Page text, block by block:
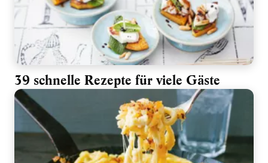
39 schnelle Rezepte für viele Gäste